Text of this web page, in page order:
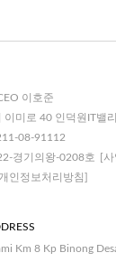
이호준
미로 40 인덕원IT밸
08-91112
경기의왕-0208호
[
[개인정보처리방침]
Km 8 Kp Binong